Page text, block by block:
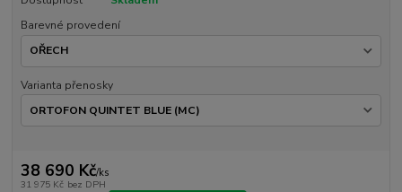
Barevné provedení
Varianta přenosky
38 690 Kč/ks
31 975 Kč bez DPH